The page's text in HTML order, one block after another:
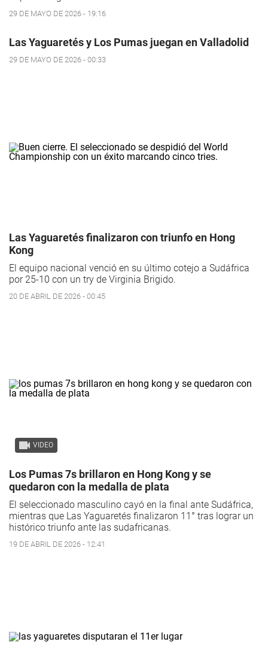
29 DE MAYO DE 2026 - 19:16
Las Yaguaretés y Los Pumas juegan en Valladolid
29 DE MAYO DE 2026 - 00:33
Las Yaguaretés finalizaron con triunfo en Hong
Kong
El equipo nacional venció en su último cotejo a Sudáfrica
por 25-10 con un try de Virginia Brigido.
20 DE ABRIL DE 2026 - 00:45
VIDEO
Los Pumas 7s brillaron en Hong Kong y se
quedaron con la medalla de plata
El seleccionado masculino cayó en la final ante Sudáfrica,
mientras que Las Yaguaretés finalizaron 11° tras lograr un
histórico triunfo ante las sudafricanas.
19 DE ABRIL DE 2026 - 12:41